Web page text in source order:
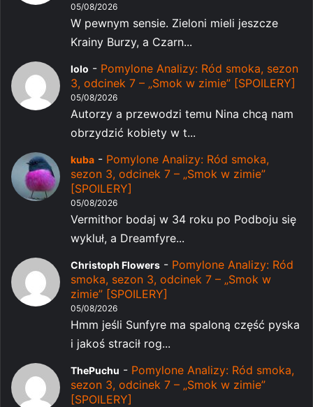
05/08/2026
W pewnym sensie. Zieloni mieli jeszcze
Krainy Burzy, a Czarn...
lolo - Pomylone Analizy: Ród smoka, sezon
3, odcinek 7 – „Smok w zimie” [SPOILERY]
05/08/2026
Autorzy a przewodzi temu Nina chcą nam
obrzydzić kobiety w t...
kuba - Pomylone Analizy: Ród smoka,
sezon 3, odcinek 7 – „Smok w zimie”
[SPOILERY]
05/08/2026
Vermithor bodaj w 34 roku po Podboju się
wykluł, a Dreamfyre...
Christoph Flowers - Pomylone Analizy: Ród
smoka, sezon 3, odcinek 7 – „Smok w
zimie” [SPOILERY]
05/08/2026
Hmm jeśli Sunfyre ma spaloną część pyska
i jakoś stracił rog...
ThePuchu - Pomylone Analizy: Ród smoka,
sezon 3, odcinek 7 – „Smok w zimie”
[SPOILERY]